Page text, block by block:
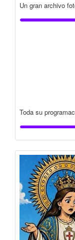
Un gran archivo
Toda su